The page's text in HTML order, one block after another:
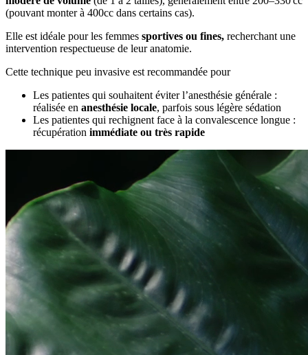
(pouvant monter à 400cc dans certains cas).
Elle est idéale pour les femmes sportives ou fines, recherchant une
intervention respectueuse de leur anatomie.
Cette technique peu invasive est recommandée pour
Les patientes qui souhaitent éviter l’anesthésie générale :
réalisée en anesthésie locale, parfois sous légère sédation
Les patientes qui rechignent face à la convalescence longue :
récupération immédiate ou très rapide